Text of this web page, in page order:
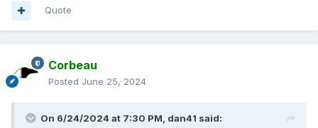
Quote
Corbeau
Posted June 25, 2024
On 6/24/2024 at 7:30 PM, dan41 said: